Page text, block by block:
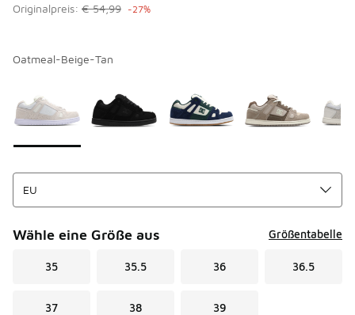
Originalpreis: € 54,99 -27%
Oatmeal-Beige-Tan
Wähle eine Größe aus Größentabelle
35 35.5 36 36.5
37 38 39